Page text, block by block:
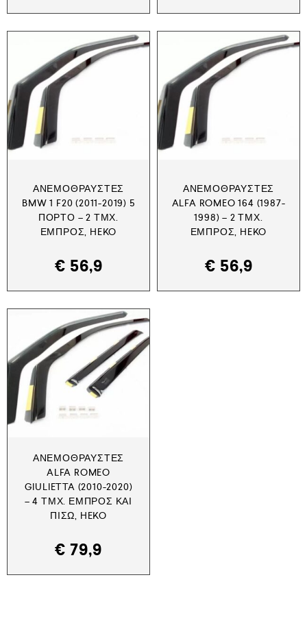
ΑΝΕΜΟΘΡΑΎΣΤΕΣ
BMW 1 F20 (2011-2019) 5
ΠΟΡΤΟ – 2 ΤΜΧ.
ΕΜΠΡΌΣ, HEKO
€ 56,9
ΑΝΕΜΟΘΡΑΎΣΤΕΣ
ALFA ROMEO 164 (1987-
1998) – 2 ΤΜΧ.
ΕΜΠΡΌΣ, HEKO
€ 56,9
ΑΝΕΜΟΘΡΑΎΣΤΕΣ
ALFA ROMEO
GIULIETTA (2010-2020)
– 4 ΤΜΧ. ΕΜΠΡΌΣ ΚΑΙ
ΠΊΣΩ, HEKO
€ 79,9